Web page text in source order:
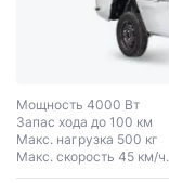
Мощность 4000 Вт
Запас хода до 100 км
Макс. нагрузка 500 кг
Макс. скорость 45 км/ч
Колеса R12